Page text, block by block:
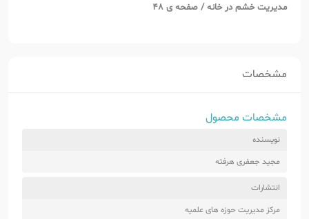
مدیریت خشم در خانه / صفحه ی 48
مشخصات
مشخصات محصول
نویسنده
مجید جعفری هرفته
انتشارات
مرکز مدیریت حوزه های علمیه